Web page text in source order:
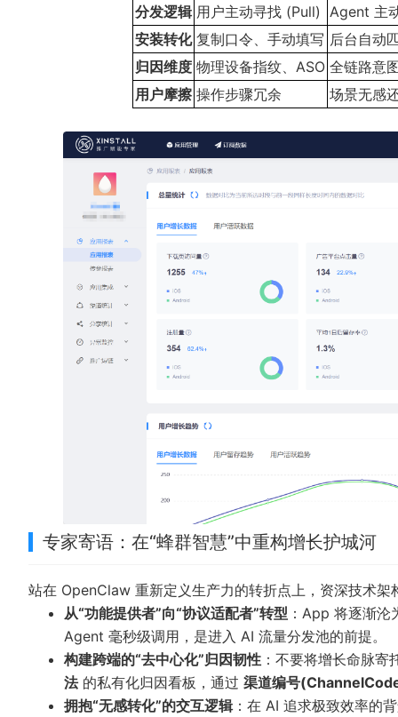
分发逻辑 用户主动寻找 (Pull) Agent 主
安装转化 复制口令、手动填写 后台自动
归因维度 物理设备指纹、ASO 全链路意
用户摩擦 操作步骤冗余 场景无感
专家寄语：在“蜂群智慧”中重构增长护城河
站在 OpenClaw 重新定义生产力的转折点上，资深技术
从“功能提供者”向“协议适配者”转型 ：App 将逐渐
Agent 毫秒级调用，是进入 AI 流量分发池的前提。
构建跨端的“去中心化”归因韧性 ：不要将增长命脉
法的私有化归因看板，通过 渠道编号
拥抱“无感转化”的交互逻辑：在 AI 追求极致效率的